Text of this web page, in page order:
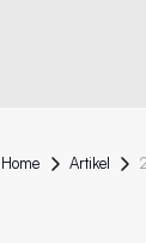
Home Artikel